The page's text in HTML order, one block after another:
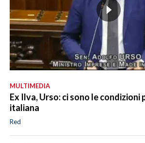
MULTIMEDIA
Ex Ilva, Urso: ci sono le condizioni
italiana
Red